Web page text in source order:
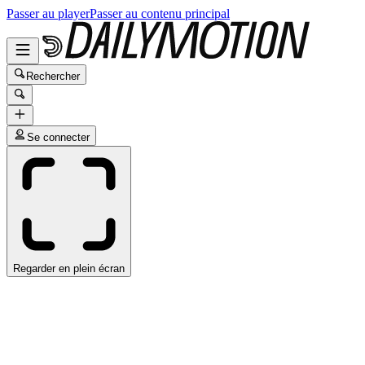
Passer au playerPasser au contenu principal
Rechercher
Se connecter
Regarder en plein écran